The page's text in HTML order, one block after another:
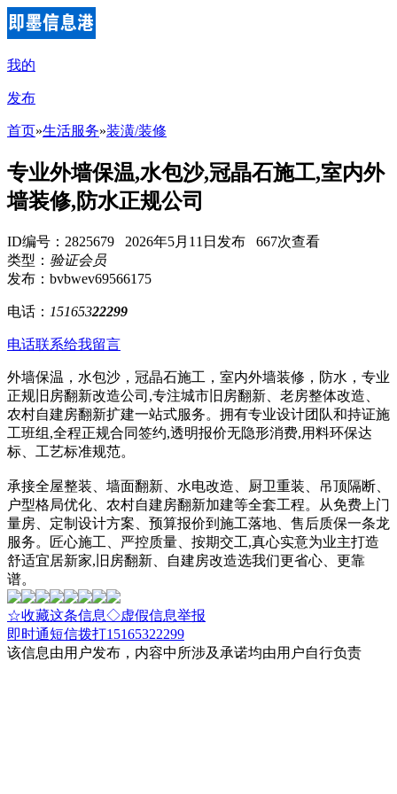
我的
发布
首页»生活服务»装潢/装修
专业外墙保温,水包沙,冠晶石施工,室内外
墙装修,防水正规公司
ID编号：2825679 2026年5月11日发布 667次查看
类型： 验证会员
发布：bvbwev69566175
电话： 15165322299
电话联系给我留言
外墙保温，水包沙，冠晶石施工，室内外墙装修，防水，专业
正规旧房翻新改造公司,专注城市旧房翻新、老房整体改造、
农村自建房翻新扩建一站式服务。拥有专业设计团队和持证施
工班组,全程正规合同签约,透明报价无隐形消费,用料环保达
标、工艺标准规范。
承接全屋整装、墙面翻新、水电改造、厨卫重装、吊顶隔断、
户型格局优化、农村自建房翻新加建等全套工程。从免费上门
量房、定制设计方案、预算报价到施工落地、售后质保一条龙
服务。匠心施工、严控质量、按期交工,真心实意为业主打造
舒适宜居新家,旧房翻新、自建房改造选我们更省心、更靠
谱。
☆收藏这条信息◇虚假信息举报
即时通短信拨打15165322299
该信息由用户发布，内容中所涉及承诺均由用户自行负责